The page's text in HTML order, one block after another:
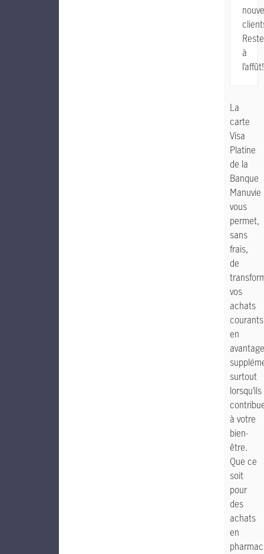
à
l’affût!
La
carte
Visa
Platine
de la
Banque
Manuvie
vous
permet,
sans
frais,
de
vos
achats
courants
en
surtout
lorsqu’ils
à votre
bien-
être.
Que ce
soit
pour
des
achats
en